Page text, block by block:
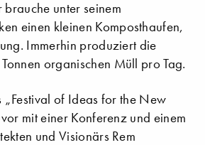
unter seinem
einen kleinen Komposthaufen,
Immerhin produziert die
organischen Müll pro Tag.
„Festival of Ideas for the New
mit einer Konferenz und einem
und Visionärs Rem